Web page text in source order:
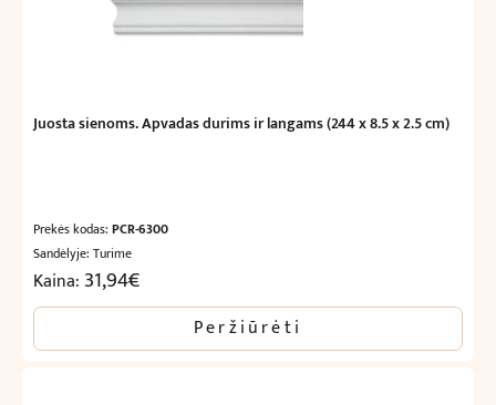
Juosta sienoms. Apvadas durims ir langams (244 x 8.5 x 2.5 cm)
Prekės kodas: PCR-6300
Sandėlyje: Turime
Kaina: 31,94€
Peržiūrėti